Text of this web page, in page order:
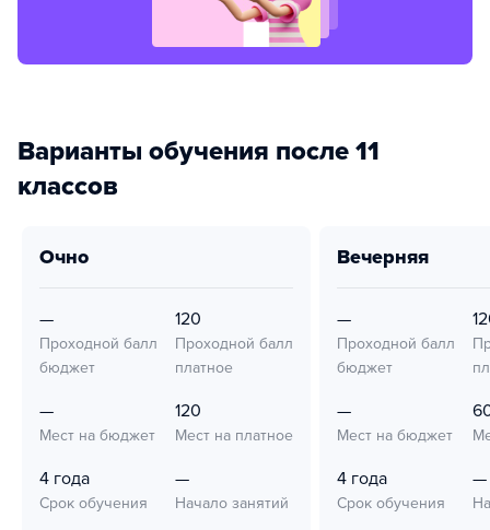
Варианты обучения после 11
классов
очно
—
Проходной балл
бюджет
120
Проходной балл
платное
—
Мест на бюджет
120
Мест на платное
4 года
Срок обучения
—
Начало занятий
вечерняя
—
Проходной балл
бюджет
—
Мест на бюджет
4 года
Срок обучения
—